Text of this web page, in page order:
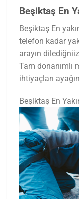
Beşiktaş En
Beşiktaş En
telefon kadar
arayın
Tam donanımlı
ihtiyaçları
Beşiktaş En